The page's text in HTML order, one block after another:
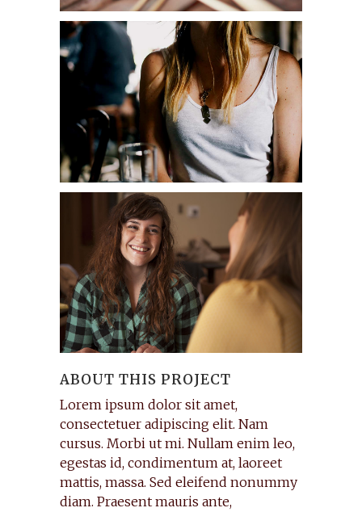
ABOUT THIS PROJECT
Lorem ipsum dolor sit amet,
consectetuer adipiscing elit. Nam
cursus. Morbi ut mi. Nullam enim leo,
egestas id, condimentum at, laoreet
mattis, massa. Sed eleifend nonummy
diam. Praesent mauris ante,